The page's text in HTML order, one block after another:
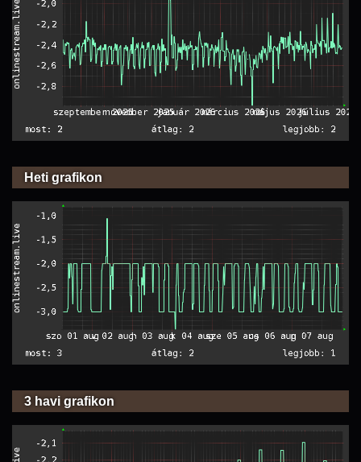
Heti grafikon
3 havi grafikon